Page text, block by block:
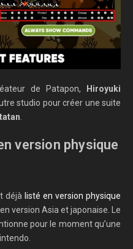
de Patapon, Hiroyuki
studio pour créer une suite
version physique
déjà listé en version physique
en version Asia et japonaise. Le
pour le moment qu’une